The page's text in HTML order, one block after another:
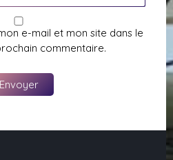
e-mail et mon site dans le
commentaire.